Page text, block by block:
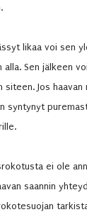
likaa voi sen
alla. Sen jälkeen
Jos
syntynyt
ei ole
saannin